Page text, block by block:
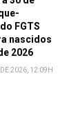
FGTS
nascidos
2026
2026, 12:09H